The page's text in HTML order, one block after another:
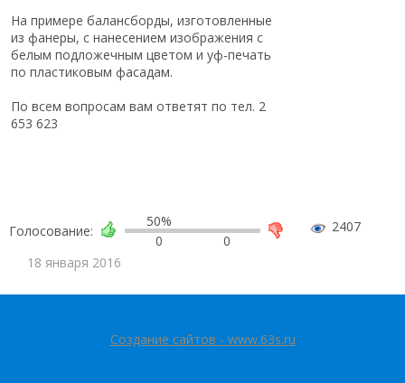
На примере балансборды, изготовленные
из фанеры, с нанесением изображения с
белым подложечным цветом и уф-печать
по пластиковым фасадам.
По всем вопросам вам ответят по тел. 2
653 623
Голосование:
50%
0
0
2407
18 января 2016
Создание сайтов - www.63s.ru